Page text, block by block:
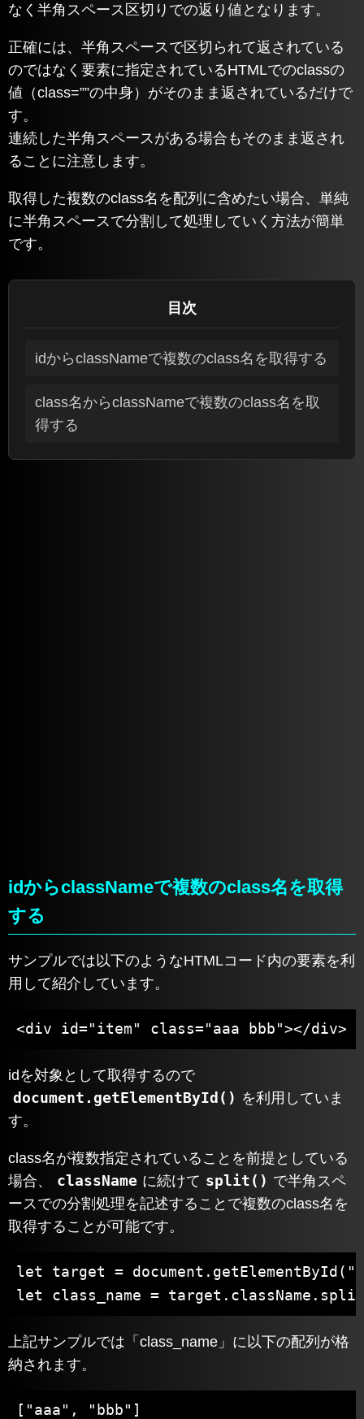
なく半角スペース区切りでの返り値となります。
正確には、半角スペースで区切られて返されている
のではなく要素に指定されているHTMLでのclassの
値（class=””の中身）がそのまま返されているだけで
す。
連続した半角スペースがある場合もそのまま返され
ることに注意します。
取得した複数のclass名を配列に含めたい場合、単純
に半角スペースで分割して処理していく方法が簡単
です。
目次
idからclassNameで複数のclass名を取得する
class名からclassNameで複数のclass名を取
得する
idからclassNameで複数のclass名を取得
する
サンプルでは以下のようなHTMLコード内の要素を利
用して紹介しています。
<div id="item" class="aaa bbb"></div>
idを対象として取得するので
document.getElementById() を利用していま
す。
class名が複数指定されていることを前提としている
場合、
className に続けて split() で半角スペ
ースでの分割処理を記述することで複数のclass名を
取得することが可能です。
let target =
let class_name =
上記サンプルでは「class_name」に以下の配列が格
納されます。
["aaa", "bbb"]